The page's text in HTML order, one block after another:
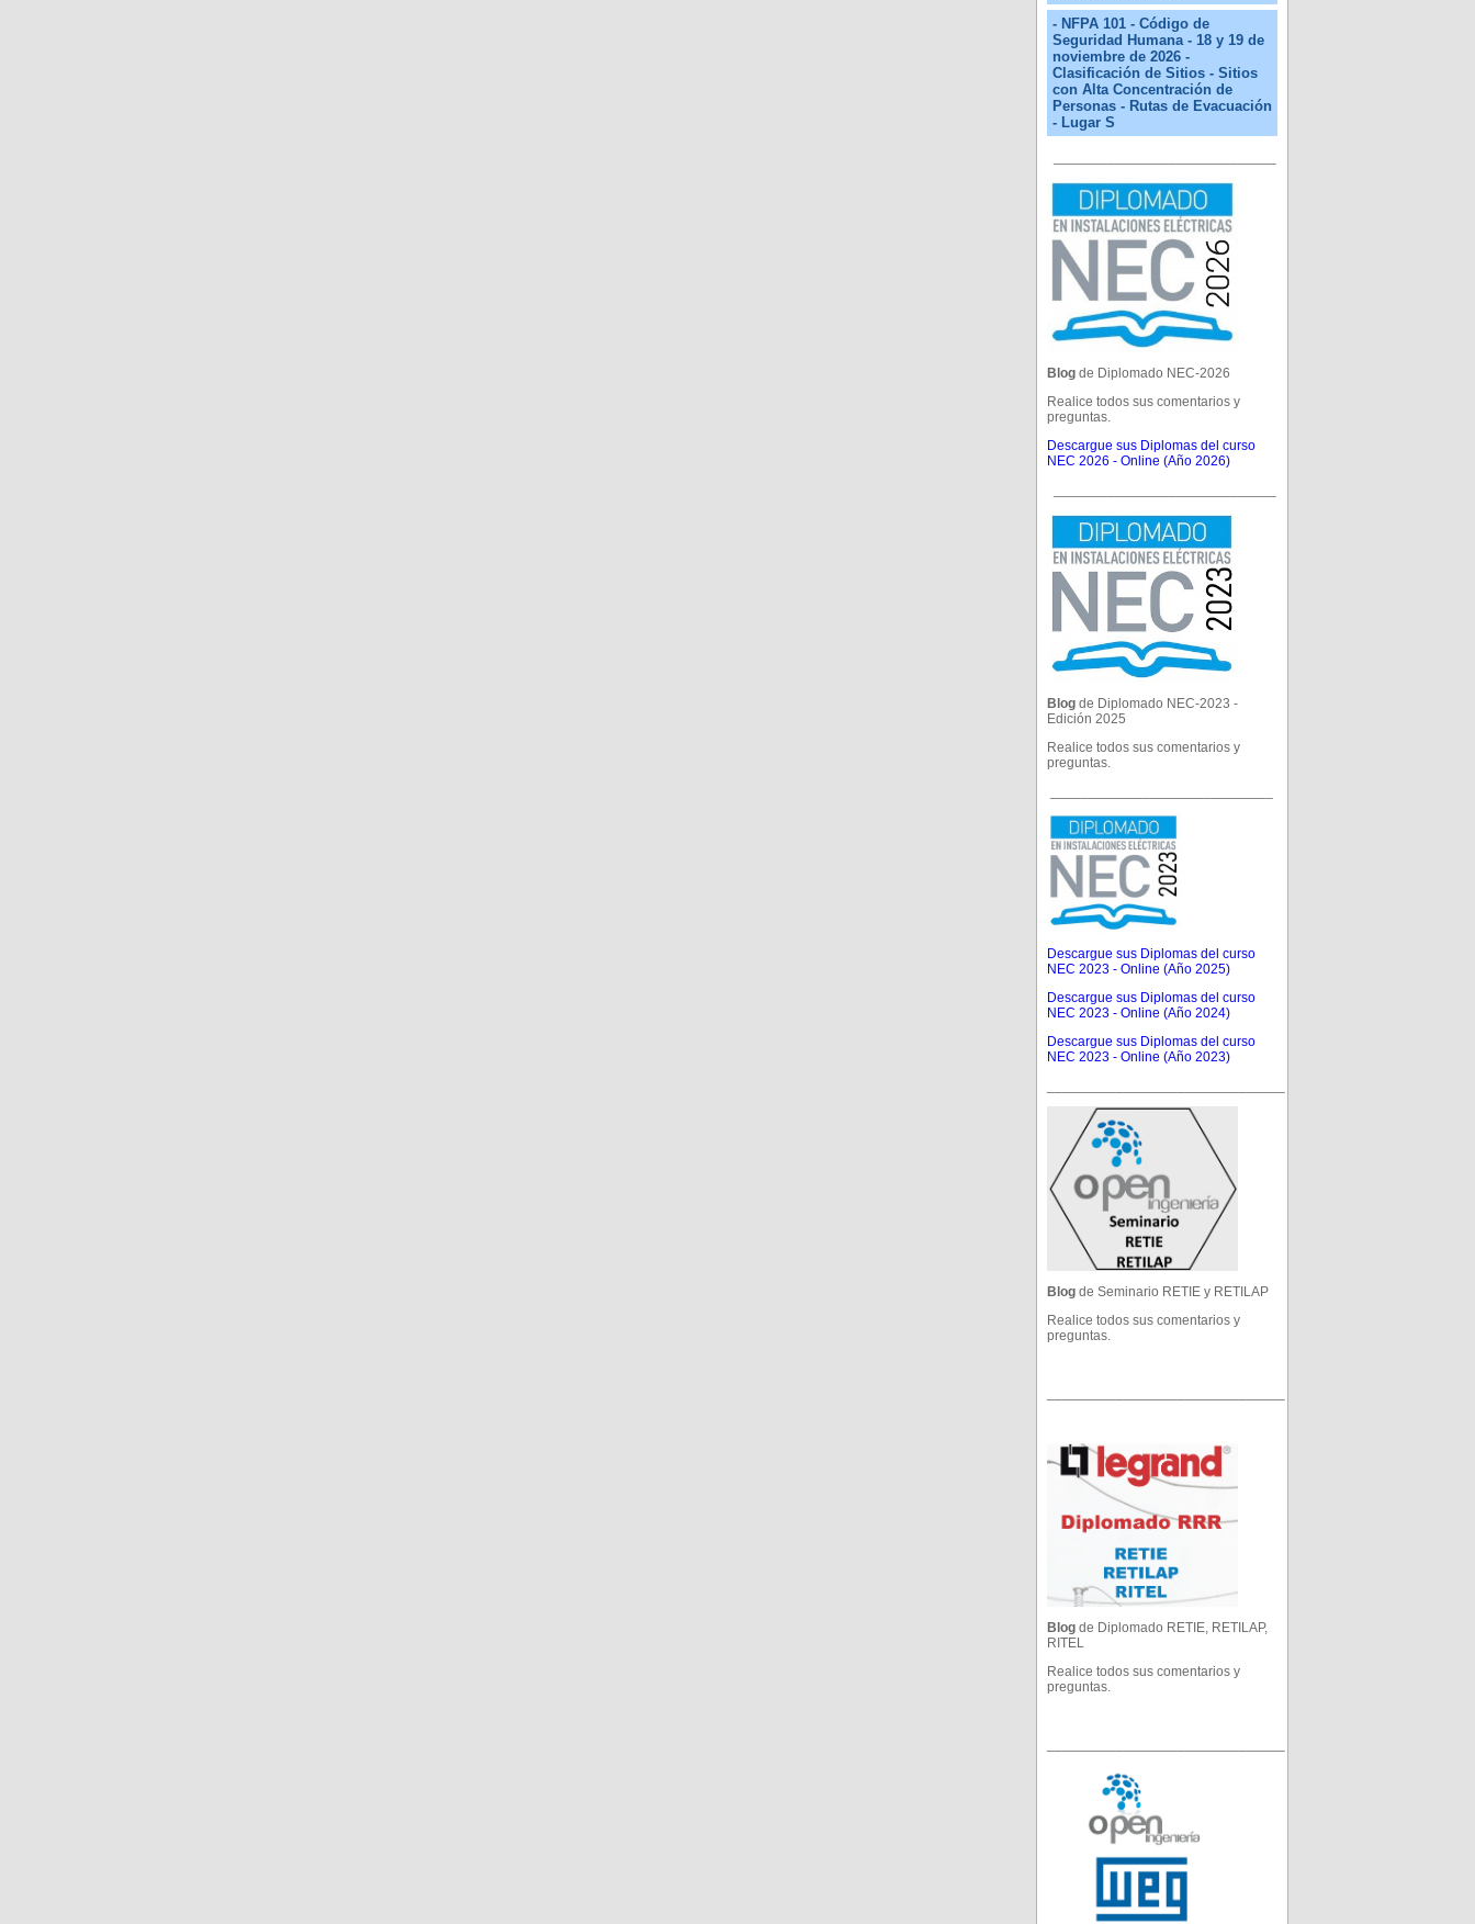
- NFPA 101 - Código de
Seguridad Humana - 18 y 19 de
noviembre de 2026 -
Clasificación de Sitios - Sitios
con Alta Concentración de
Personas - Rutas de Evacuación
- Lugar S
Blog de Diplomado NEC-2026
Realice todos sus comentarios y
preguntas.
Descargue sus Diplomas del curso
NEC 2026 - Online (Año 2026)
Blog de Diplomado NEC-2023 -
Edición 2025
Realice todos sus comentarios y
preguntas.
Descargue sus Diplomas del curso
NEC 2023 - Online (Año 2025)
Descargue sus Diplomas del curso
NEC 2023 - Online (Año 2024)
Descargue sus Diplomas del curso
NEC 2023 - Online (Año 2023)
Blog de Seminario RETIE y RETILAP
Realice todos sus comentarios y
preguntas.
Blog de Diplomado RETIE, RETILAP,
RITEL
Realice todos sus comentarios y
preguntas.